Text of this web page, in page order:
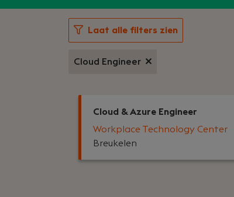
Laat alle filters zien
Cloud Engineer
Cloud & Azure Engineer
Workplace Technology Center
Breukelen